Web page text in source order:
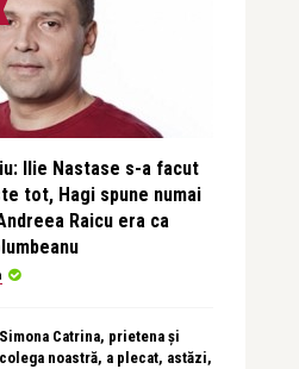
Ilie Nastase s-a facut
tot, Hagi spune numai
Raicu era ca
Simona Catrina, prietena și
colega noastră, a plecat, astăzi,